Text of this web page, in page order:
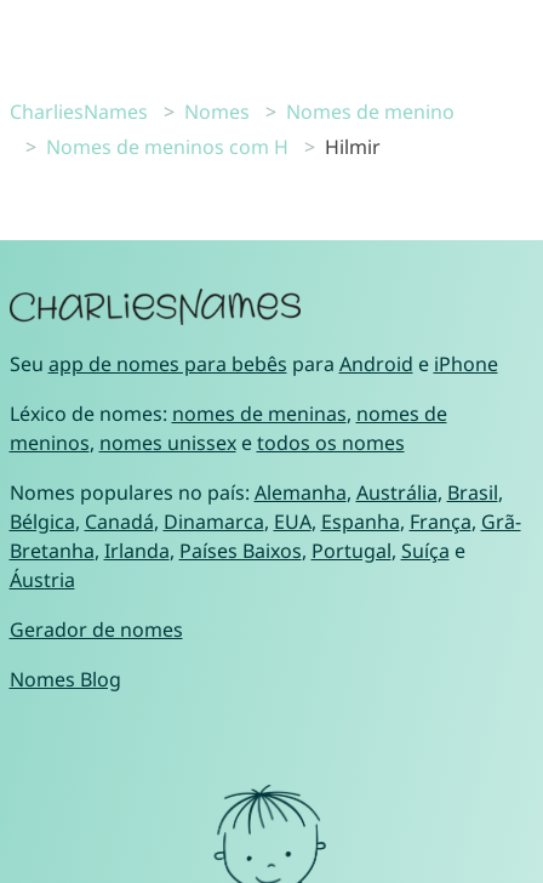
CharliesNames Nomes
Nomes de menino
Nomes de meninos com H
Hilmir
Seu app de nomes para bebês para Android e iPhone
Léxico de nomes: nomes de meninas, nomes de
meninos, nomes unissexetodos os nomes
Nomes populares no país: Alemanha, Austrália, Brasil,
Bélgica, Canadá, Dinamarca, EUA, Espanha, França, Grã-
Bretanha, Irlanda, Países Baixos, Portugal, Suíça e
Áustria
Gerador de nomes
Nomes Blog